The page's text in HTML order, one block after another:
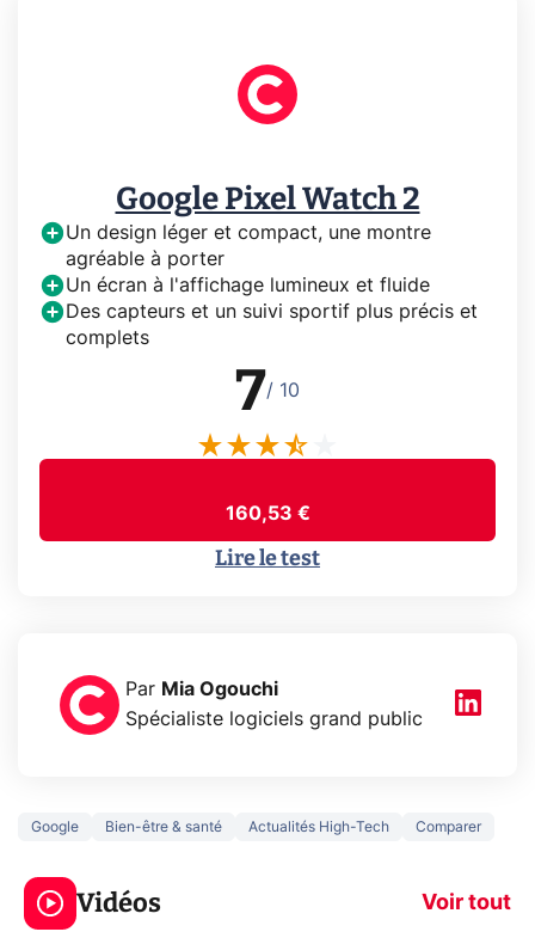
Google Pixel Watch 2
Un design léger et compact, une montre
agréable à porter
Un écran à l'affichage lumineux et fluide
Des capteurs et un suivi sportif plus précis et
complets
7/ 10
160,53 €
Lire le test
Par Mia Ogouchi
Spécialiste logiciels grand public
Google Bien-être & santé Actualités High-Tech Comparer
Vidéos Voir tout
3 écrans en 1 pour
319€ ? Voici L'AOC
CQ32G4ZA !
5
prochaine